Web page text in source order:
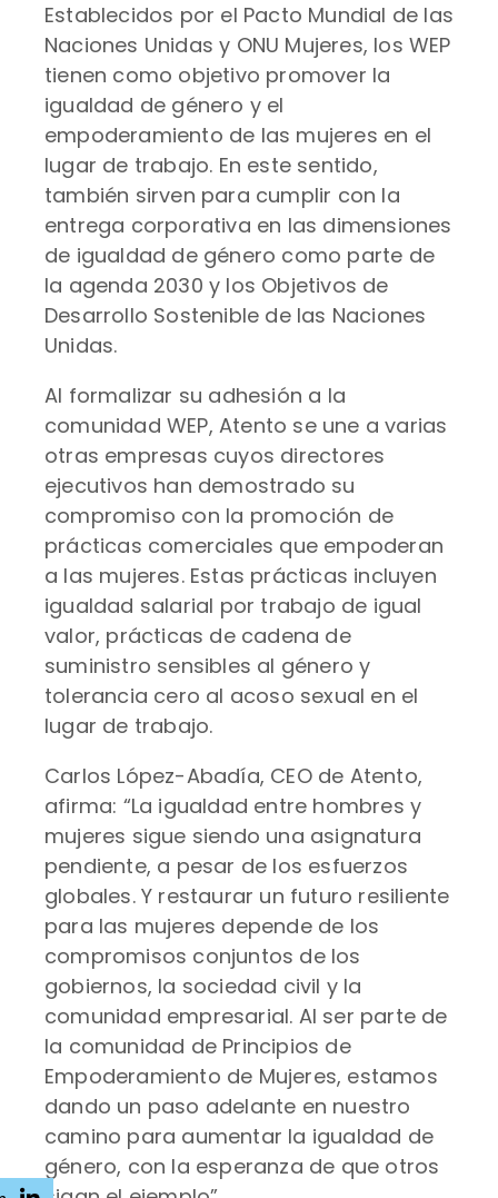
Establecidos por el Pacto Mundial de las
Naciones Unidas y ONU Mujeres, los WEP
tienen como objetivo promover la
igualdad de género y el
empoderamiento de las mujeres en el
lugar de trabajo. En este sentido,
también sirven para cumplir con la
entrega corporativa en las dimensiones
de igualdad de género como parte de
la agenda 2030 y los Objetivos de
Desarrollo Sostenible de las Naciones
Unidas.
Al formalizar su adhesión a la
comunidad WEP, Atento se une a varias
otras empresas cuyos directores
ejecutivos han demostrado su
compromiso con la promoción de
prácticas comerciales que empoderan
a las mujeres. Estas prácticas incluyen
igualdad salarial por trabajo de igual
valor, prácticas de cadena de
suministro sensibles al género y
tolerancia cero al acoso sexual en el
lugar de trabajo.
Carlos López-Abadía, CEO de Atento,
afirma: “La igualdad entre hombres y
mujeres sigue siendo una asignatura
pendiente, a pesar de los esfuerzos
globales. Y restaurar un futuro resiliente
para las mujeres depende de los
compromisos conjuntos de los
gobiernos, la sociedad civil y la
comunidad empresarial. Al ser parte de
la comunidad de Principios de
Empoderamiento de Mujeres, estamos
dando un paso adelante en nuestro
camino para aumentar la igualdad de
género, con la esperanza de que otros